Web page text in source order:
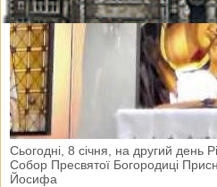
Сьогодні, 8 січня, на другий день
Собор Пресвятої Богородиці
Йосифа